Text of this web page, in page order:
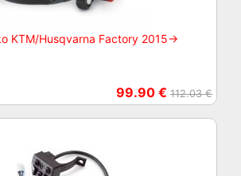
KTM/Husqvarna Factory 2015->
99.90 € 112.03 €